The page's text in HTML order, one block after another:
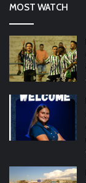
MOST WATCH